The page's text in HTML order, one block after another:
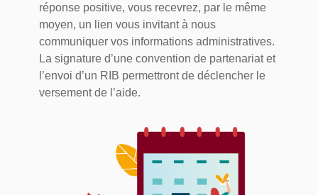
réponse positive, vous recevrez, par le même
moyen, un lien vous invitant à nous
communiquer vos informations administratives.
La signature d’une convention de partenariat et
l’envoi d’un RIB permettront de déclencher le
versement de l’aide.